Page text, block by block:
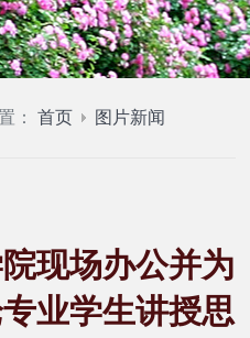
：首页 图片新闻
现场办公并为
业学生讲授思